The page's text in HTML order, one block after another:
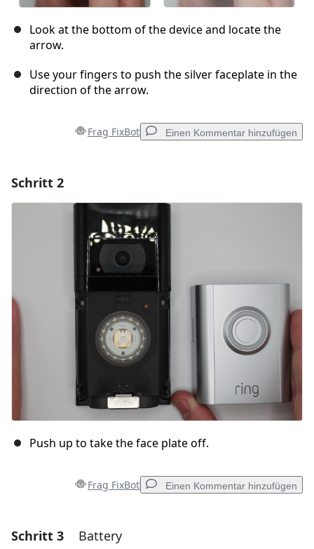
Look at the bottom of the device and locate the
arrow.
Use your fingers to push the silver faceplate in the
direction of the arrow.
Frag FixBot Einen Kommentar hinzufügen
Kommentar hinzufügen
Abbrechen
Schritt 2
Push up to take the face plate off.
Frag FixBot Einen Kommentar hinzufügen
Einen Kommentar hinzufügen
Schritt 3 Battery